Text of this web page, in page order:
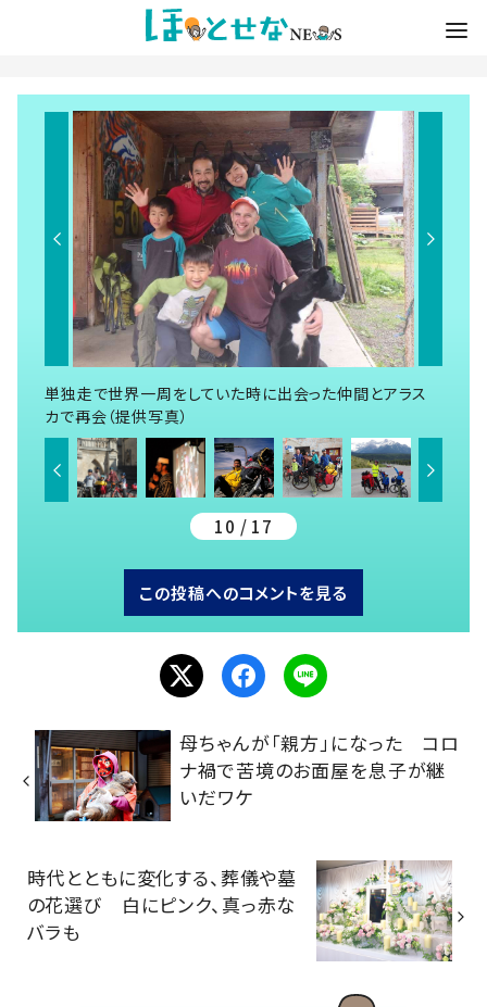
単独走で世界一周をしていた時に出会った仲間とアラス
カで再会（提供写真）
10 / 17
この投稿へのコメントを見る
母ちゃんが「親方」になった コロ
ナ禍で苦境のお面屋を息子が継
いだワケ
時代とともに変化する、葬儀や墓
の花選び 白にピンク、真っ赤な
バラも